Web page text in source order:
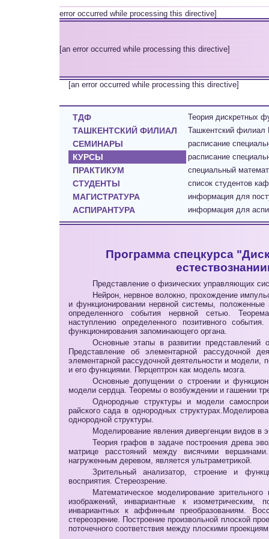
error occurred while processing this directive]
[an error occurred while processing this directive]
[an error occurred while processing this directive]
ТДФ Теория дискретных
ТАШКЕНТСКИЙ ФИЛИАЛ Ташкентский
СЕМИНАРЫ расписание
КУРСЫ расписание
ПРАКТИКУМ cпециальный
СТУДЕНТЫ список студентов
МАГИСТРАТУРА информация для
АСПИРАНТУРА информация для
Программа спецкурса
Представление о физических управляющих
Нейрон, нервное волокно, прохождение
и функционировании нервной системы,
определенного события нервной сетью.
наступлению определенного позитивного
функционирования запоминающего органа.
Основные этапы в развитии
Представление об элементарной рассудочной
элементарной рассудочной деятельности и модели,
и его функциями. Перцептрон как модель мозга.
Основные допущении о строении и
модели сердца. Теоремы о возбуждении и гашении
Однородные структуры и модели
райского сада в однородных
однородной структуры.
Моделирование явления дивергенции видов в
Теория графов в задаче построения древа
матрице расстояний между висячими
нагруженным деревом, является ультраметрикой.
Зрительный анализатор, строение и
восприятия. Стереозрение.
Математическое моделирование
изображений, инвариантные к
инвариантных к аффинным преобразованиям.
стереозрение. Построение произвольной плоской
поточечного соответствия между плоскими